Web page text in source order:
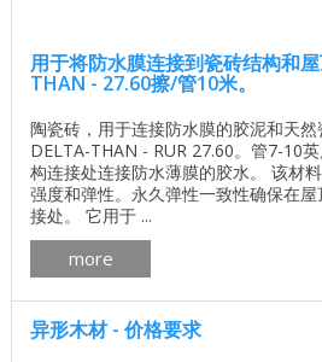
用于将防水膜连接到瓷砖结构和
THAN - 27.60擦/管10米。
陶瓷砖，用于连接防水膜的胶泥和天
DELTA-THAN - RUR 27.60。管7-10
构连接处连接防水薄膜的胶水。 该材
强度和弹性。永久弹性一致性确保在
接处。 它用于 ...
more
异形木材 - 价格要求